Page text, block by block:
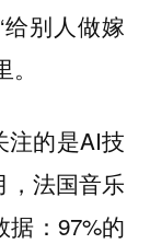
别人做嫁
注的是AI技
，法国音乐
据：97%的